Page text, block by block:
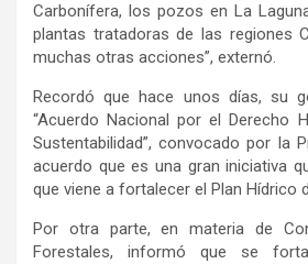
Carbonífera, los pozos en La
plantas tratadoras de las regiones
muchas otras acciones”, externó.
Recordó que hace unos días, su
“Acuerdo Nacional por el Derecho
Sustentabilidad”, convocado por la
acuerdo que es una gran iniciativa
que viene a fortalecer el Plan Hídrico
Por otra parte, en materia de
Forestales, informó que se